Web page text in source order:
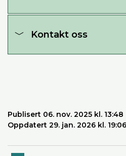
Kontakt oss
Publisert 06. nov. 2025 kl. 13:48
Oppdatert 29. jan. 2026 kl. 19:06